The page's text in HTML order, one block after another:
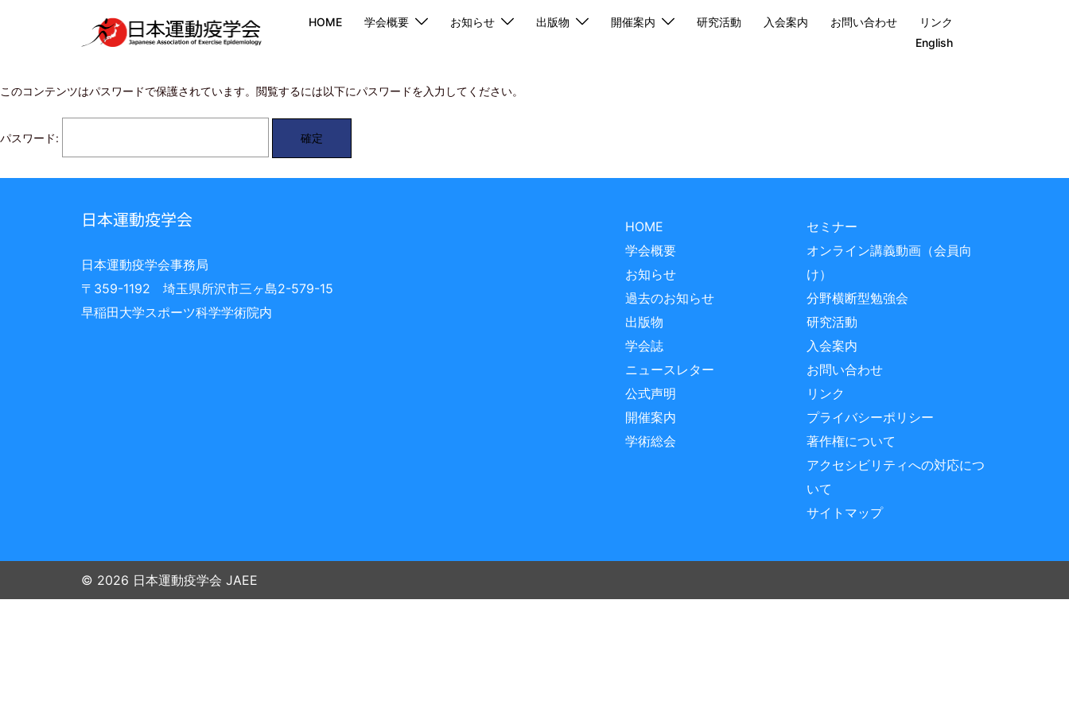
HOME 学会概要 お知らせ 出版物 開催案内 研究活動 入会案内 お問い合わせ
リンク
English
このコンテンツはパスワードで保護されています。閲覧するには以下にパスワードを入力してください。
パスワード:
日本運動疫学会
日本運動疫学会事務局
〒359-1192 埼玉県所沢市三ヶ島2-579-15
早稲田大学スポーツ科学学術院内
HOME
学会概要
お知らせ
過去のお知らせ
出版物
学会誌
ニュースレター
公式声明
開催案内
学術総会
セミナー
オンライン講義動画（会員向
け）
分野横断型勉強会
研究活動
入会案内
お問い合わせ
リンク
プライバシーポリシー
著作権について
アクセシビリティへの対応につ
いて
サイトマップ
© 2026 日本運動疫学会 JAEE